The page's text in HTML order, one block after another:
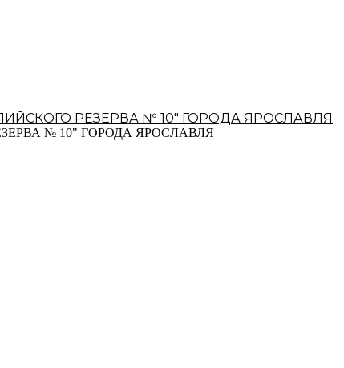
№ 10" ГОРОДА ЯРОСЛАВЛЯ